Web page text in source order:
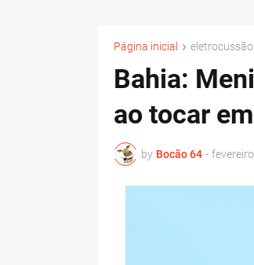
Página inicial eletrocussão
Bahia:
ao tocar
by Bocão 64 -